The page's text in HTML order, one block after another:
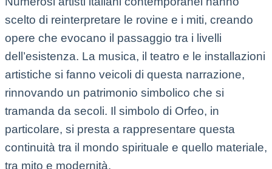
scelto di reinterpretare le rovine e i miti, creando
opere che evocano il passaggio tra i livelli
dell’esistenza. La musica, il teatro e le installazioni
artistiche si fanno veicoli di questa narrazione,
rinnovando un patrimonio simbolico che si
tramanda da secoli. Il simbolo di Orfeo, in
particolare, si presta a rappresentare questa
continuità tra il mondo spirituale e quello materiale,
tra mito e modernità.